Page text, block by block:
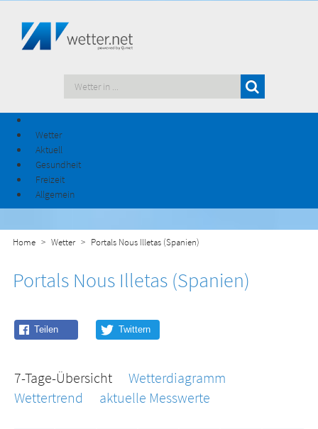
Wetter
Aktuell
Gesundheit
Freizeit
Allgemein
Home Wetter Portals Nous Illetas (Spanien)
Portals Nous Illetas (Spanien)
7-Tage-Übersicht
Wetterdiagramm
Wettertrend
aktuelle Messwerte